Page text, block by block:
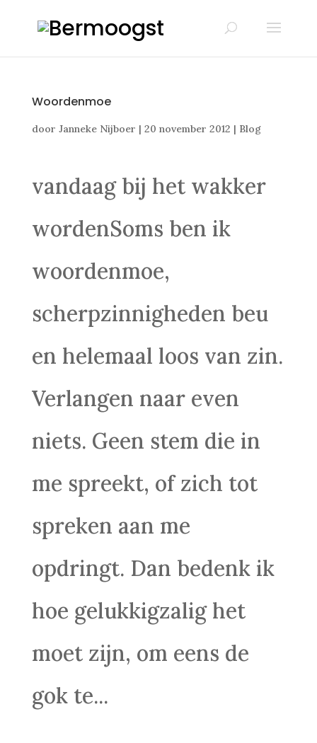
Woordenmoe
door Janneke Nijboer | 20 november 2012 | Blog
vandaag bij het wakker
wordenSoms ben ik
woordenmoe,
scherpzinnigheden beu
en helemaal loos van zin.
Verlangen naar even
niets. Geen stem die in
me spreekt, of zich tot
spreken aan me
opdringt. Dan bedenk ik
hoe gelukkigzalig het
moet zijn, om eens de
gok te...